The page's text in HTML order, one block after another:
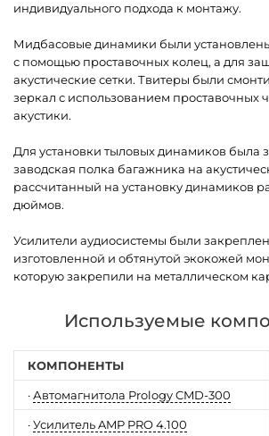
индивидуального подхода к монтажу.
Мидбасовые динамики были
с помощью проставочных колец, а для
акустические сетки. Твитеры были
зеркал с использованием проставочных
акустики.
Для установки тыловых динамиков была
заводская полка багажника на
рассчитанный на установку динамиков
дюймов.
Усилители аудиосистемы были
изготовленной и обтянутой экокожей
которую закрепили на металлическом
Используемые
КОМПОНЕНТЫ
·Автомагнитола Prology CMD-300
·Усилитель AMP PRO 4.100